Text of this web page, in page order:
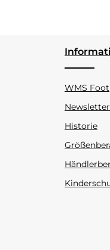
WMS
Newsletter
Historie